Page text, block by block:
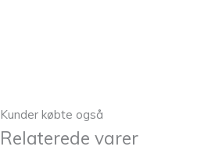
Kunder købte også
Relaterede varer